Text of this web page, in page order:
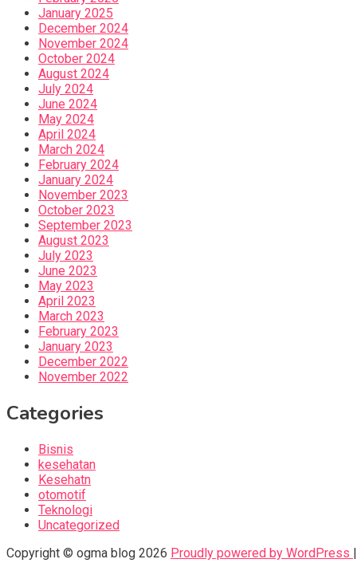
January 2025
December 2024
November 2024
October 2024
August 2024
July 2024
June 2024
May 2024
April 2024
March 2024
February 2024
January 2024
November 2023
October 2023
September 2023
August 2023
July 2023
June 2023
May 2023
April 2023
March 2023
February 2023
January 2023
December 2022
November 2022
Categories
Bisnis
kesehatan
Kesehatn
otomotif
Teknologi
Uncategorized
Copyright © ogma blog 2026 Proudly powered by WordPress